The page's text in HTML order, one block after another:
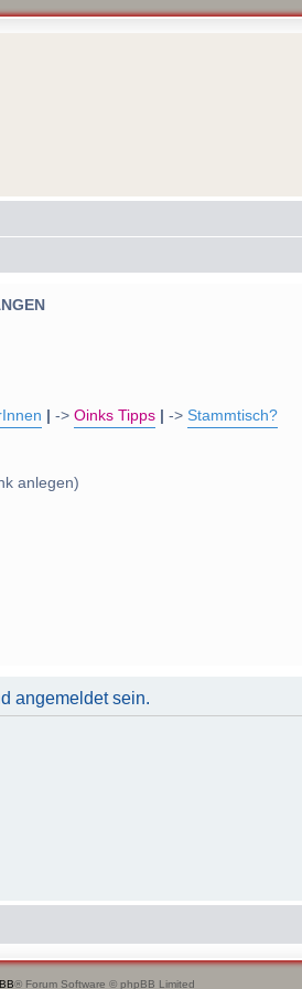
-> Oinks Tipps -> Stammtisch?
anlegen)
angemeldet sein.
® Forum Software © phpBB Limited